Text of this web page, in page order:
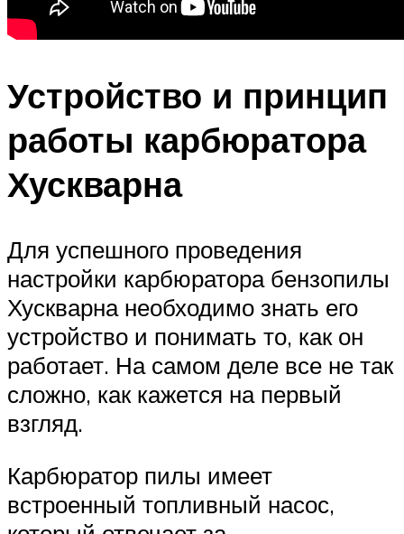
Устройство и принцип
работы карбюратора
Хускварна
Для успешного проведения
настройки карбюратора бензопилы
Хускварна необходимо знать его
устройство и понимать то, как он
работает. На самом деле все не так
сложно, как кажется на первый
взгляд.
Карбюратор пилы имеет
встроенный топливный насос,